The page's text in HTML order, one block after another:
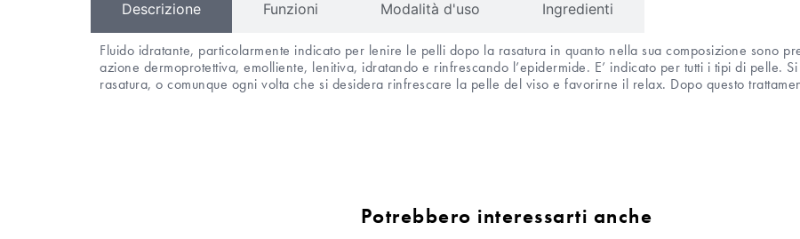
Descrizione Funzioni Modalità d'uso Ingredienti
Fluido idratante, particolarmente indicato per lenire le pelli dopo la rasatura in quanto nella sua composizione sono
azione dermoprotettiva, emolliente, lenitiva, idratando e rinfrescando l’epidermide. E’ indicato per tutti i tipi di pelle.
rasatura, o comunque ogni volta che si desidera rinfrescare la pelle del viso e favorirne il relax. Dopo questo
Potrebbero interessarti anche